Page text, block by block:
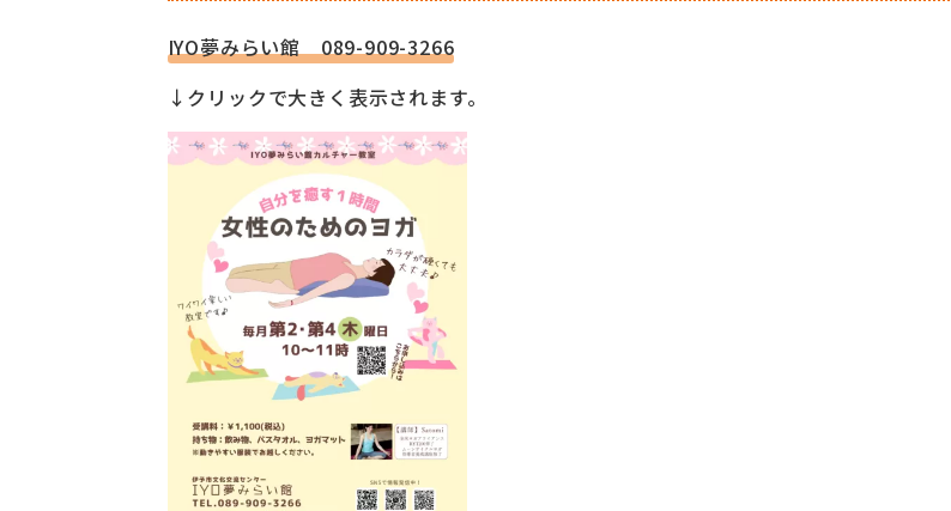
IYO夢みらい館 089-909-3266
↓クリックで大きく表示されます。